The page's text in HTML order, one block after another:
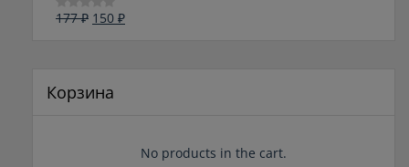
Оценка
177₽ Первоначальная
150 ₽Текущая
Корзина
No products in the cart.